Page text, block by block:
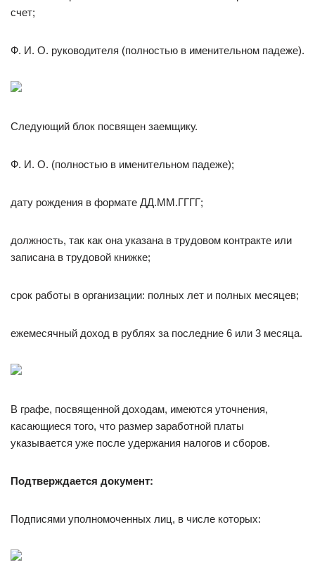
счет;
Ф. И. О. руководителя (полностью в именительном падеже).
Следующий блок посвящен заемщику.
Ф. И. О. (полностью в именительном падеже);
дату рождения в формате ДД.ММ.ГГГГ;
должность, так как она указана в трудовом контракте или
записана в трудовой книжке;
срок работы в организации: полных лет и полных месяцев;
ежемесячный доход в рублях за последние 6 или 3 месяца.
В графе, посвященной доходам, имеются уточнения,
касающиеся того, что размер заработной платы
указывается уже после удержания налогов и сборов.
Подтверждается документ:
Подписями уполномоченных лиц, в числе которых: